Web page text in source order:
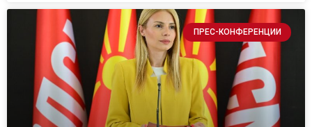
ПРЕС-КОНФЕРЕНЦИИ